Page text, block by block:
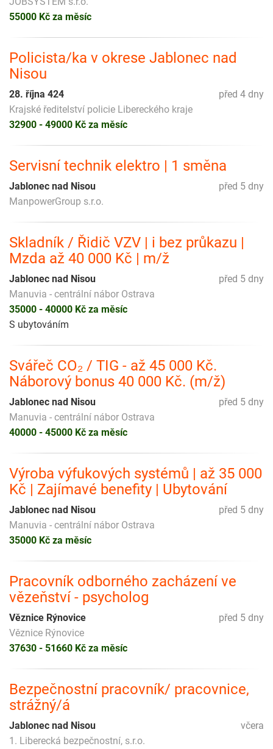
55000 Kč za měsíc
Policista/ka v okrese Jablonec nad
Nisou
před 4 dny
28. října 424
Krajské ředitelství policie Libereckého kraje
32900 - 49000 Kč za měsíc
Servisní technik elektro | 1 směna
před 5 dny
Jablonec nad Nisou
ManpowerGroup s.r.o.
Skladník / Řidič VZV | i bez průkazu |
Mzda až 40 000 Kč | m/ž
před 5 dny
Jablonec nad Nisou
Manuvia - centrální nábor Ostrava
35000 - 40000 Kč za měsíc
S ubytováním
Svářeč CO₂ / TIG - až 45 000 Kč.
Náborový bonus 40 000 Kč. (m/ž)
před 5 dny
Jablonec nad Nisou
Manuvia - centrální nábor Ostrava
40000 - 45000 Kč za měsíc
Výroba výfukových systémů | až 35 000
Kč | Zajímavé benefity | Ubytování
před 5 dny
Jablonec nad Nisou
Manuvia - centrální nábor Ostrava
35000 Kč za měsíc
Pracovník odborného zacházení ve
vězeňství - psycholog
před 5 dny
Věznice Rýnovice
Věznice Rýnovice
37630 - 51660 Kč za měsíc
Bezpečnostní pracovník/ pracovnice,
strážný/á
včera
Jablonec nad Nisou
1. Liberecká bezpečnostní, s.r.o.